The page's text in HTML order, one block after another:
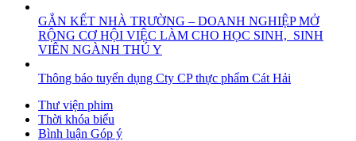
GẮN KẾT NHÀ TRƯỜNG – DOANH NGHIỆP MỞ
RỘNG CƠ HỘI VIỆC LÀM CHO HỌC SINH, SINH
VIÊN NGÀNH THÚ Y
Thông báo tuyển dụng Cty CP thực phẩm Cát Hải
Thư viện phim
Thời khóa biểu
Bình luận Góp ý